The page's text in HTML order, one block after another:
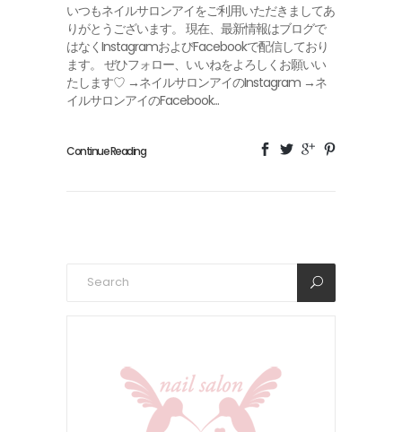
いつもネイルサロンアイをご利用いただきましてあ
りがとうございます。 現在、最新情報はブログで
はなくInstagramおよびFacebookで配信しており
ます。 ぜひフォロー、いいねをよろしくお願いい
たします♡ →ネイルサロンアイのInstagram →ネ
イルサロンアイのFacebook...
Continue Reading